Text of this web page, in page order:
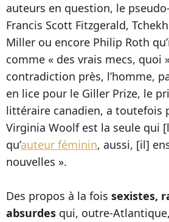
auteurs en question, le
Francis Scott Fitzgerald,
Miller ou encore Philip Roth
comme « des vrais mecs, quoi
contradiction près, l’homme,
en lice pour le Giller Prize, le
littéraire canadien, a toutefois
Virginia Woolf est la seule qui
qu’auteur féminin, aussi, [il]
nouvelles ».
Des propos à la fois sexistes,
absurdes qui, outre-